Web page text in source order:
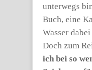
unterwegs
Buch, eine
Wasser
Doch zum
ich bei so